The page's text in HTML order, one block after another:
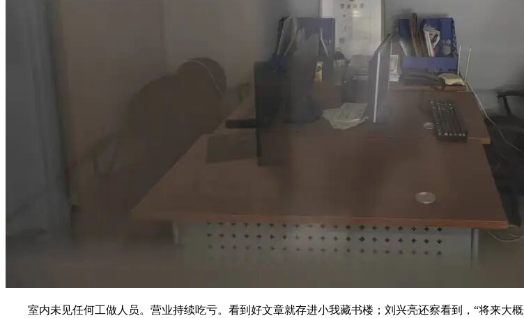
室内未见任何工做人员。营业持续吃亏。看到好文章就存进小我藏书楼；刘兴亮还察看到，“将来大